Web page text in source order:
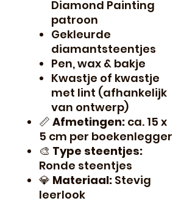
Diamond Painting
patroon
Gekleurde
diamantsteentjes
Pen, wax & bakje
Kwastje of kwastje
met lint (afhankelijk
van ontwerp)
📏 Afmetingen: ca. 15 x
5 cm per boekenlegger
🎨 Type steentjes:
Ronde steentjes
💎 Materiaal: Stevig
leerlook